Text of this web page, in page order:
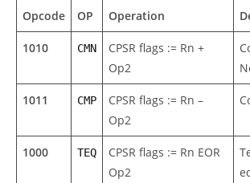
Opcode OP Operation
1010 CMN
CPSR flags := Rn +
Op2
1011 CMP
CPSR flags := Rn –
Op2
1000 TEQ
CPSR flags := Rn EOR
Op2